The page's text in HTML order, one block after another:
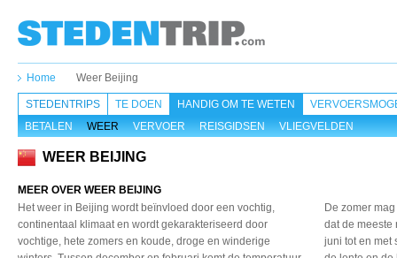
Home Weer Beijing
STEDENTRIPS TE DOEN
HANDIG OM TE WETEN
BETALEN
WEER VERVOER REISGIDSEN VLIEGVELDEN
WEER BEIJING
MEER OVER WEER BEIJING
Het weer in Beijing wordt beïnvloed door een vochtig,
continentaal klimaat en wordt gekarakteriseerd door
vochtige, hete zomers en koude, droge en winderige
De zomer
dat de meeste
juni tot en met